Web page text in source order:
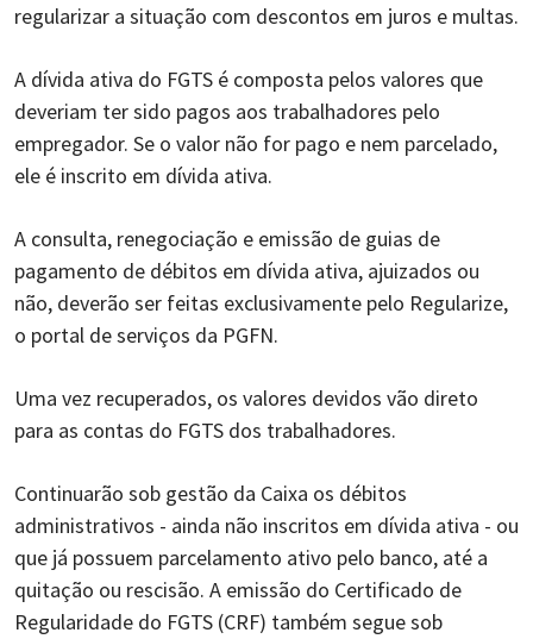
regularizar a situação com descontos em juros e multas.
A dívida ativa do FGTS é composta pelos valores que
deveriam ter sido pagos aos trabalhadores pelo
empregador. Se o valor não for pago e nem parcelado,
ele é inscrito em dívida ativa.
A consulta, renegociação e emissão de guias de
pagamento de débitos em dívida ativa, ajuizados ou
não, deverão ser feitas exclusivamente pelo Regularize,
o portal de serviços da PGFN.
Uma vez recuperados, os valores devidos vão direto
para as contas do FGTS dos trabalhadores.
Continuarão sob gestão da Caixa os débitos
administrativos - ainda não inscritos em dívida ativa - ou
que já possuem parcelamento ativo pelo banco, até a
quitação ou rescisão. A emissão do Certificado de
Regularidade do FGTS (CRF) também segue sob